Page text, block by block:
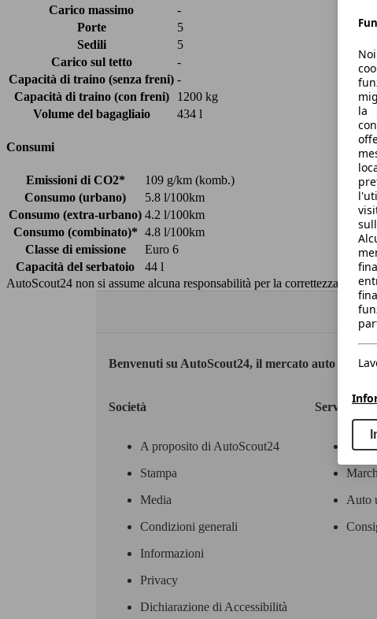
Carico massimo
-
Porte
5
Sedili
5
Carico sul tetto
-
Capacità di traino (senza freni) -
Capacità di traino (con freni)
1200 kg
Volume del bagagliaio
434 l
Consumi
Emissioni di CO2*
109 g/km (komb.)
Consumo (urbano)
5.8 l/100km
Consumo (extra-urbano) 4.2 l/100km
Consumo (combinato)* 4.8 l/100km
Classe di emissione
Euro 6
Capacità del serbatoio
44 l
AutoScout24 non si assume alcuna responsabilità per la correttezza dei
Benvenuti su AutoScout24, il mercato auto
Società
A proposito di AutoScout24
Stampa
Media
Condizioni generali
Informazioni
Privacy
Dichiarazione di Accessibilità
Servizi
Auto
la